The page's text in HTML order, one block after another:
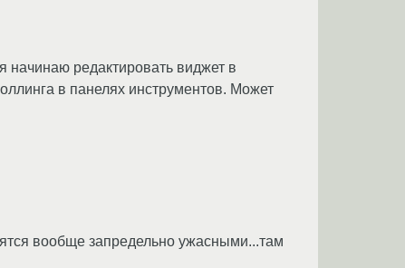
начинаю редактировать виджет в
в панелях инструментов. Может
вообще запредельно ужасными...там